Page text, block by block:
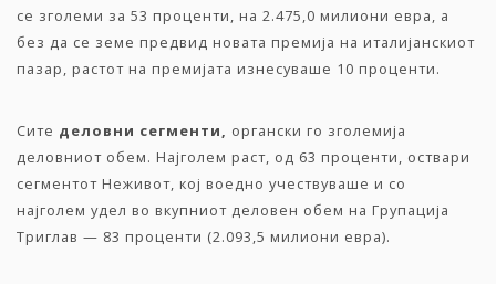
се зголеми за 53 проценти, на 2.475,0 милиони евра, а
без да се земе предвид новата премија на италијанскиот
пазар, растот на премијата изнесуваше 10 проценти.
Сите деловни сегменти, органски го зголемија
деловниот обем. Најголем раст, од 63 проценти, оствари
сегментот Неживот, кој воедно учествуваше и со
најголем удел во вкупниот деловен обем на Групација
Триглав — 83 проценти (2.093,5 милиони евра).